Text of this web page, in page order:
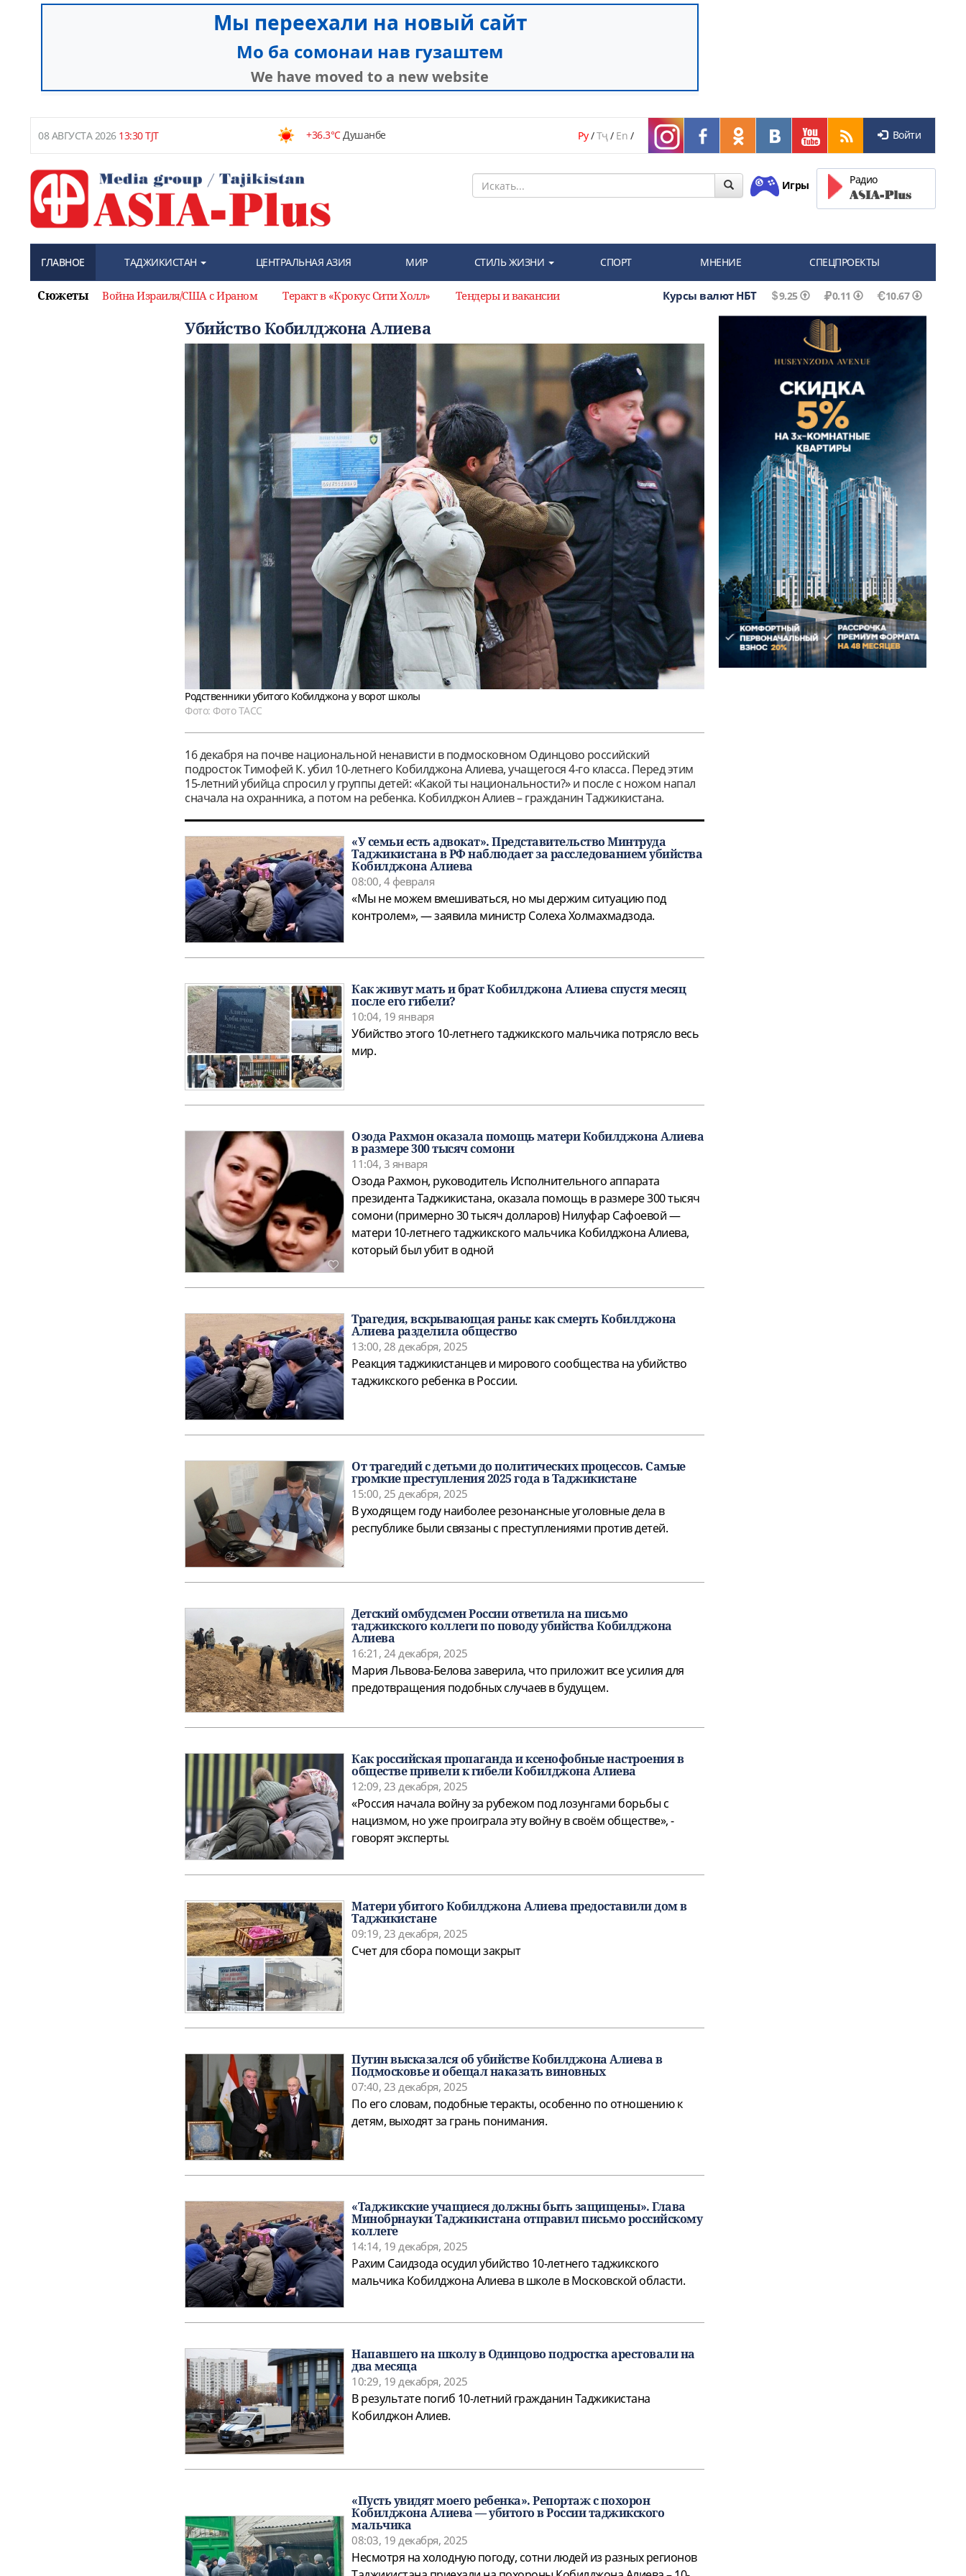
08 АВГУСТА 202613:30 TJT +36.3°CДушанбе Ру/Тҷ/ En / Войти
Игры Радио
ГЛАВНОЕ ТАДЖИКИСТАН ЦЕНТРАЛЬНАЯ АЗИЯ МИР СТИЛЬ ЖИЗНИ СПОРТ МНЕНИЕ СПЕЦПРОЕКТЫ
Сюжеты Война Израиля/США с Ираном Теракт в «Крокус Сити Холл» Тендеры и вакансии Курсы валют НБТ 9.25 0.11 10.67
Убийство Кобилджона Алиева
Родственники убитого Кобилджона у ворот школы
Фото: Фото ТАСС
16 декабря на почве национальной ненависти в подмосковном Одинцово российский
подросток Тимофей К. убил 10-летнего Кобилджона Алиева, учащегося 4-го класса. Перед этим
15-летний убийца спросил у группы детей: «Какой ты национальности?» и после с ножом напал
сначала на охранника, а потом на ребенка. Кобилджон Алиев – гражданин Таджикистана.
«У семьи есть адвокат». Представительство Минтруда
Таджикистана в РФ наблюдает за расследованием убийства
Кобилджона Алиева
08:00, 4 февраля
«Мы не можем вмешиваться, но мы держим ситуацию под
контролем», — заявила министр Солеха Холмахмадзода.
Как живут мать и брат Кобилджона Алиева спустя месяц
после его гибели?
10:04, 19 января
Убийство этого 10-летнего таджикского мальчика потрясло весь
мир.
Озода Рахмон оказала помощь матери Кобилджона Алиева
в размере 300 тысяч сомони
11:04, 3 января
Озода Рахмон, руководитель Исполнительного аппарата
президента Таджикистана, оказала помощь в размере 300 тысяч
сомони (примерно 30 тысяч долларов) Нилуфар Сафоевой —
матери 10-летнего таджикского мальчика Кобилджона Алиева,
который был убит в одной
Трагедия, вскрывающая раны: как смерть Кобилджона
Алиева разделила общество
13:00, 28 декабря, 2025
Реакция таджикистанцев и мирового сообщества на убийство
таджикского ребенка в России.
От трагедий с детьми до политических процессов. Самые
громкие преступления 2025 года в Таджикистане
15:00, 25 декабря, 2025
В уходящем году наиболее резонансные уголовные дела в
республике были связаны с преступлениями против детей.
Детский омбудсмен России ответила на письмо
таджикского коллеги по поводу убийства Кобилджона
Алиева
16:21, 24 декабря, 2025
Мария Львова-Белова заверила, что приложит все усилия для
предотвращения подобных случаев в будущем.
Как российская пропаганда и ксенофобные настроения в
обществе привели к гибели Кобилджона Алиева
12:09, 23 декабря, 2025
«Россия начала войну за рубежом под лозунгами борьбы с
нацизмом, но уже проиграла эту войну в своём обществе», -
говорят эксперты.
Матери убитого Кобилджона Алиева предоставили дом в
Таджикистане
09:19, 23 декабря, 2025
Счет для сбора помощи закрыт
Путин высказался об убийстве Кобилджона Алиева в
Подмосковье и обещал наказать виновных
07:40, 23 декабря, 2025
По его словам, подобные теракты, особенно по отношению к
детям, выходят за грань понимания.
«Таджикские учащиеся должны быть защищены». Глава
Минобрнауки Таджикистана отправил письмо российскому
коллеге
14:14, 19 декабря, 2025
Рахим Саидзода осудил убийство 10-летнего таджикского
мальчика Кобилджона Алиева в школе в Московской области.
Напавшего на школу в Одинцово подростка арестовали на
два месяца
10:29, 19 декабря, 2025
В результате погиб 10-летний гражданин Таджикистана
Кобилджон Алиев.
«Пусть увидят моего ребенка». Репортаж с похорон
Кобилджона Алиева — убитого в России таджикского
мальчика
08:03, 19 декабря, 2025
Несмотря на холодную погоду, сотни людей из разных регионов